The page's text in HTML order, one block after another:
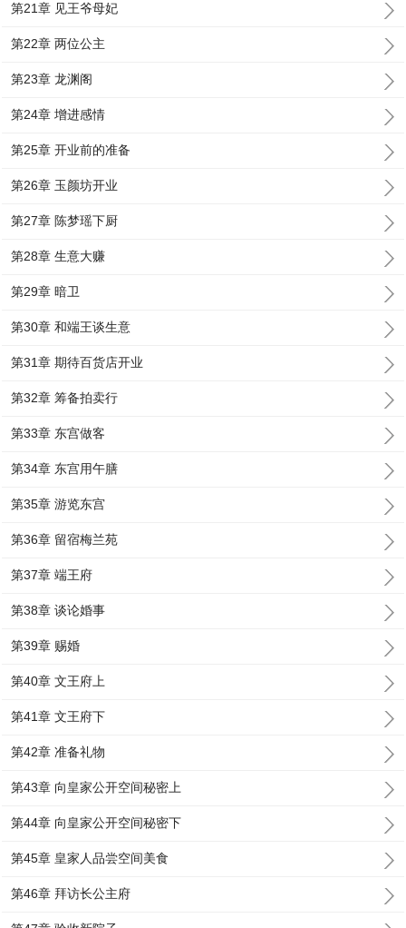
第21章 见王爷母妃
第22章 两位公主
第23章 龙渊阁
第24章 增进感情
第25章 开业前的准备
第26章 玉颜坊开业
第27章 陈梦瑶下厨
第28章 生意大赚
第29章 暗卫
第30章 和端王谈生意
第31章 期待百货店开业
第32章 筹备拍卖行
第33章 东宫做客
第34章 东宫用午膳
第35章 游览东宫
第36章 留宿梅兰苑
第37章 端王府
第38章 谈论婚事
第39章 赐婚
第40章 文王府上
第41章 文王府下
第42章 准备礼物
第43章 向皇家公开空间秘密上
第44章 向皇家公开空间秘密下
第45章 皇家人品尝空间美食
第46章 拜访长公主府